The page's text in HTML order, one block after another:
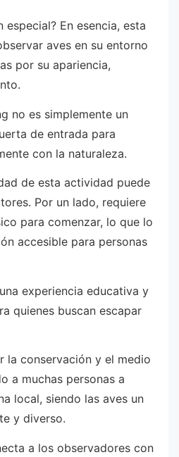
especial? En esencia, esta
aves en su entorno
por su apariencia,
no es simplemente un
de entrada para
con la naturaleza.
de esta actividad puede
Por un lado, requiere
para comenzar, lo que lo
accesible para personas
experiencia educativa y
quienes buscan escapar
la conservación y el medio
a muchas personas a
local, siendo las aves un
y diverso.
a los observadores con